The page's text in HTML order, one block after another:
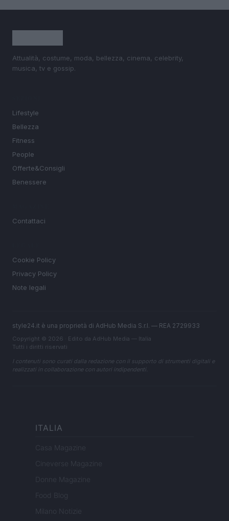
Attualità, costume, moda, bellezza, cinema, celebrity,
musica, tv e gossip.
Lifestyle
Bellezza
Fitness
People
Offerte&Consigli
Benessere
Contattaci
Cookie Policy
Privacy Policy
Note legali
style24.it è una proprietà di AdHub Media S.r.l. — REA 2729933
Copyright © 2026 · Edito da AdHub Media — Italia
Tutti i diritti riservati
I contenuti sono curati dalla redazione con il supporto di strumenti digitali e
realizzati in collaborazione con autori indipendenti.
ITALIA
Casa Magazine
Cineverse Magazine
Donne Magazine
Food Blog
Milano Notizie